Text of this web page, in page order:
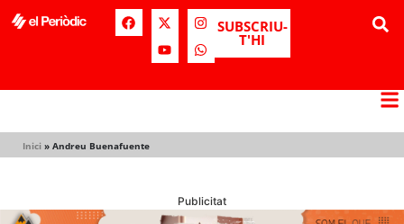
SUBSCRIU-
T'HI
Inici » Andreu Buenafuente
Publicitat